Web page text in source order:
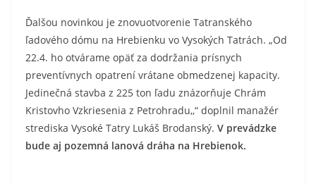
Ďalšou novinkou je znovuotvorenie Tatranského
ľadového dómu na Hrebienku vo Vysokých Tatrách. „Od
22.4. ho otvárame opäť za dodržania prísnych
preventívnych opatrení vrátane obmedzenej kapacity.
Jedinečná stavba z 225 ton ľadu znázorňuje Chrám
Kristovho Vzkriesenia z Petrohradu,,“ doplnil manažér
strediska Vysoké Tatry Lukáš Brodanský. V prevádzke
bude aj pozemná lanová dráha na Hrebienok.